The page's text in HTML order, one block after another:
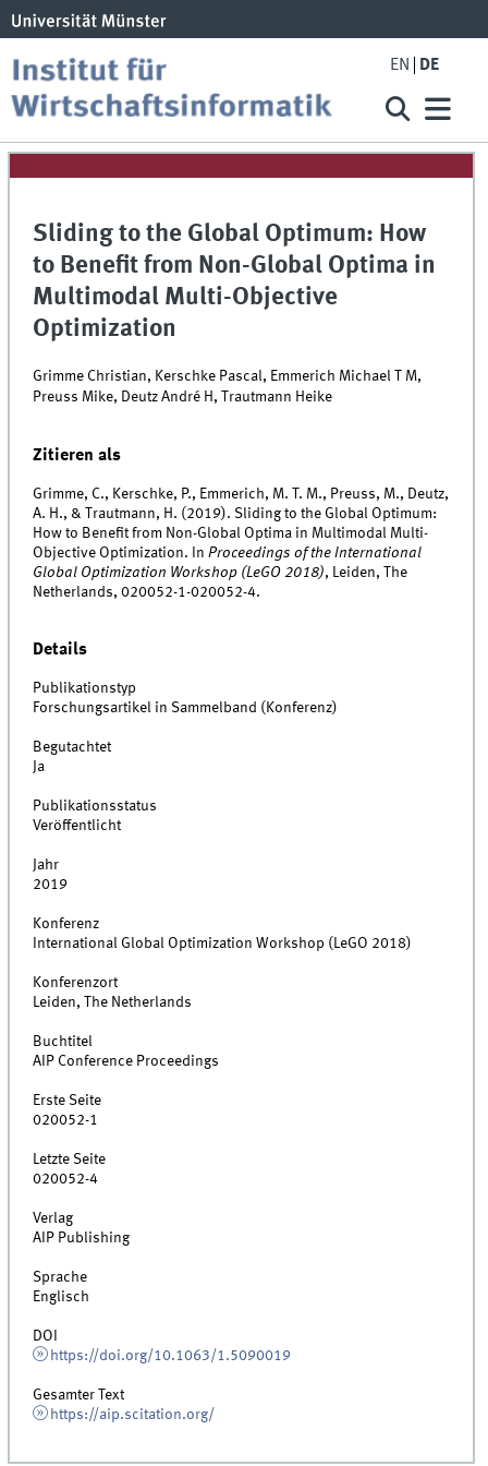
EN DE
Sliding to the Global Optimum: How
to Benefit from Non-Global Optima in
Multimodal Multi-Objective
Optimization
Grimme Christian, Kerschke Pascal, Emmerich Michael T M,
Preuss Mike, Deutz André H, Trautmann Heike
Zitieren als
Grimme, C., Kerschke, P., Emmerich, M. T. M., Preuss, M., Deutz,
A. H., & Trautmann, H. (2019). Sliding to the Global Optimum:
How to Benefit from Non-Global Optima in Multimodal Multi-
Objective Optimization. InProceedings of the International
Global Optimization Workshop (LeGO 2018), Leiden, The
Netherlands, 020052-1-020052-4.
Details
Publikationstyp
Forschungsartikel in Sammelband (Konferenz)
Begutachtet
Ja
Publikationsstatus
Veröffentlicht
Jahr
2019
Konferenz
International Global Optimization Workshop (LeGO 2018)
Konferenzort
Leiden, The Netherlands
Buchtitel
AIP Conference Proceedings
Erste Seite
020052-1
Letzte Seite
020052-4
Verlag
AIP Publishing
Sprache
Englisch
DOI
https://doi.org/10.1063/1.5090019
Gesamter Text
https://aip.scitation.org/